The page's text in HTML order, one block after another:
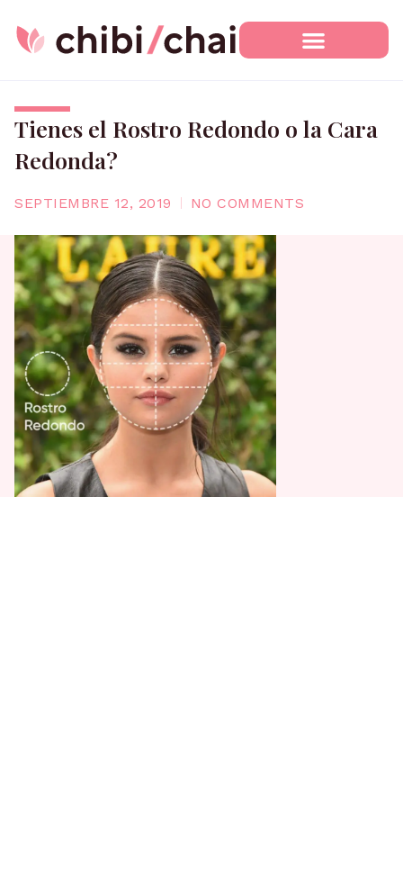
contenido
Tienes el Rostro Redondo o la Cara
Redonda?
SEPTIEMBRE 12, 2019 NO COMMENTS